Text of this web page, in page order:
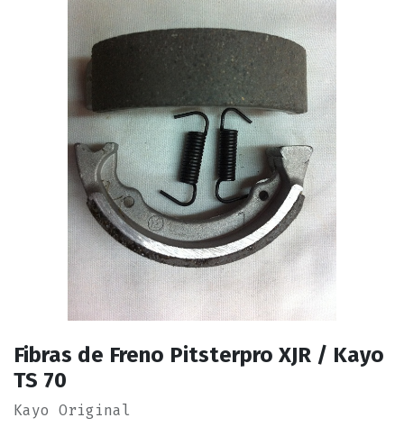
Fibras de Freno Pitsterpro XJR / Kayo
TS 70
Kayo Original